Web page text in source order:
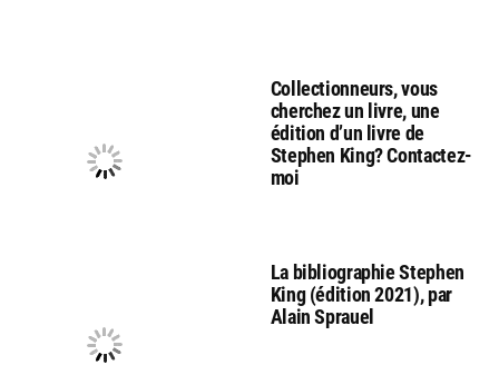
Collectionneurs, vous
cherchez un livre, une
édition d’un livre de
Stephen King? Contactez-
moi
La bibliographie Stephen
King (édition 2021), par
Alain Sprauel